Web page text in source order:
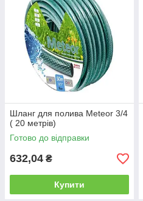
Шланг для полива Meteor 3/4
( 20 метрів)
Готово до відправки
632,04 ₴
Купити